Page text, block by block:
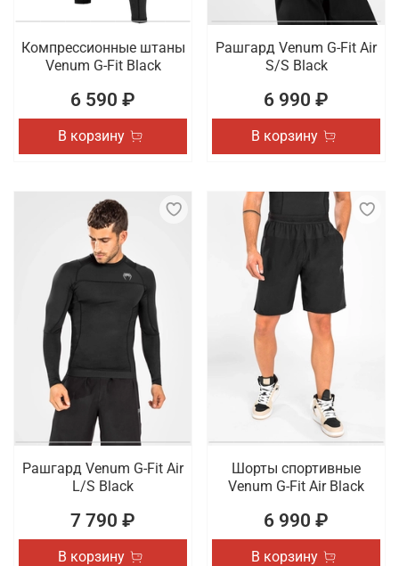
Компрессионные штаны
Venum G-Fit Black
6 590 ₽
В корзину
Рашгард Venum G-Fit Air
S/S Black
6 990 ₽
В корзину
Рашгард Venum G-Fit Air
L/S Black
7 790 ₽
В корзину
Шорты спортивные
Venum G-Fit Air Black
6 990 ₽
В корзину